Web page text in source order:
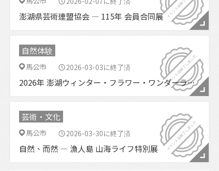
澎湖県芸術連盟協会 ― 115年 会員合同展
自然体験
馬公市 2026-03-03に終了済
2026年 澎湖ウィンター・フラワー・ワンダーランド
芸術・文化
馬公市 2026-03-30に終了済
自然、而然 ― 漁人島 山海ライフ特別展